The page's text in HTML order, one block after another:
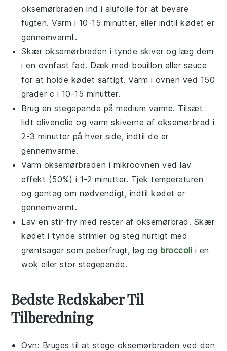
oksemørbraden ind ialufolie for at bevare
fugten. Varm i 10-15 minutter, eller indtil kødet er
gennemvarmt.
Skær oksemørbraden i tynde skiver og læg dem
i en ovnfast fad. Dæk med bouillon eller sauce
for at holde kødet saftigt. Varm i ovnen ved 150
grader c i 10-15 minutter.
Brug enstegepande på medium varme. Tilsæt
lidt olivenolie og varm skiverne afoksemørbrad i
2-3 minutter på hver side, indtil de er
gennemvarme.
Varm oksemørbraden i mikroovnen ved lav
effekt (50%) i 1-2 minutter. Tjek temperaturen
og gentag om nødvendigt, indtil kødet er
gennemvarmt.
Lav en stir-fry med rester afoksemørbrad . Skær
kødet i tynde strimler og steg hurtigt med
grøntsager som peberfrugt, løg og broccoli i en
wok eller stor stegepande.
Bedste Redskaber Til
Tilberedning
Ovn: Bruges til at stege oksemørbraden ved den